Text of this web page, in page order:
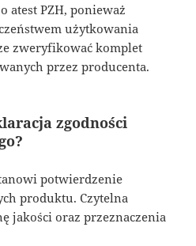
atest PZH, ponieważ
użytkowania
zweryfikować komplet
przez producenta.
zgodności
potwierdzenie
produktu. Czytelna
jakości oraz przeznaczenia